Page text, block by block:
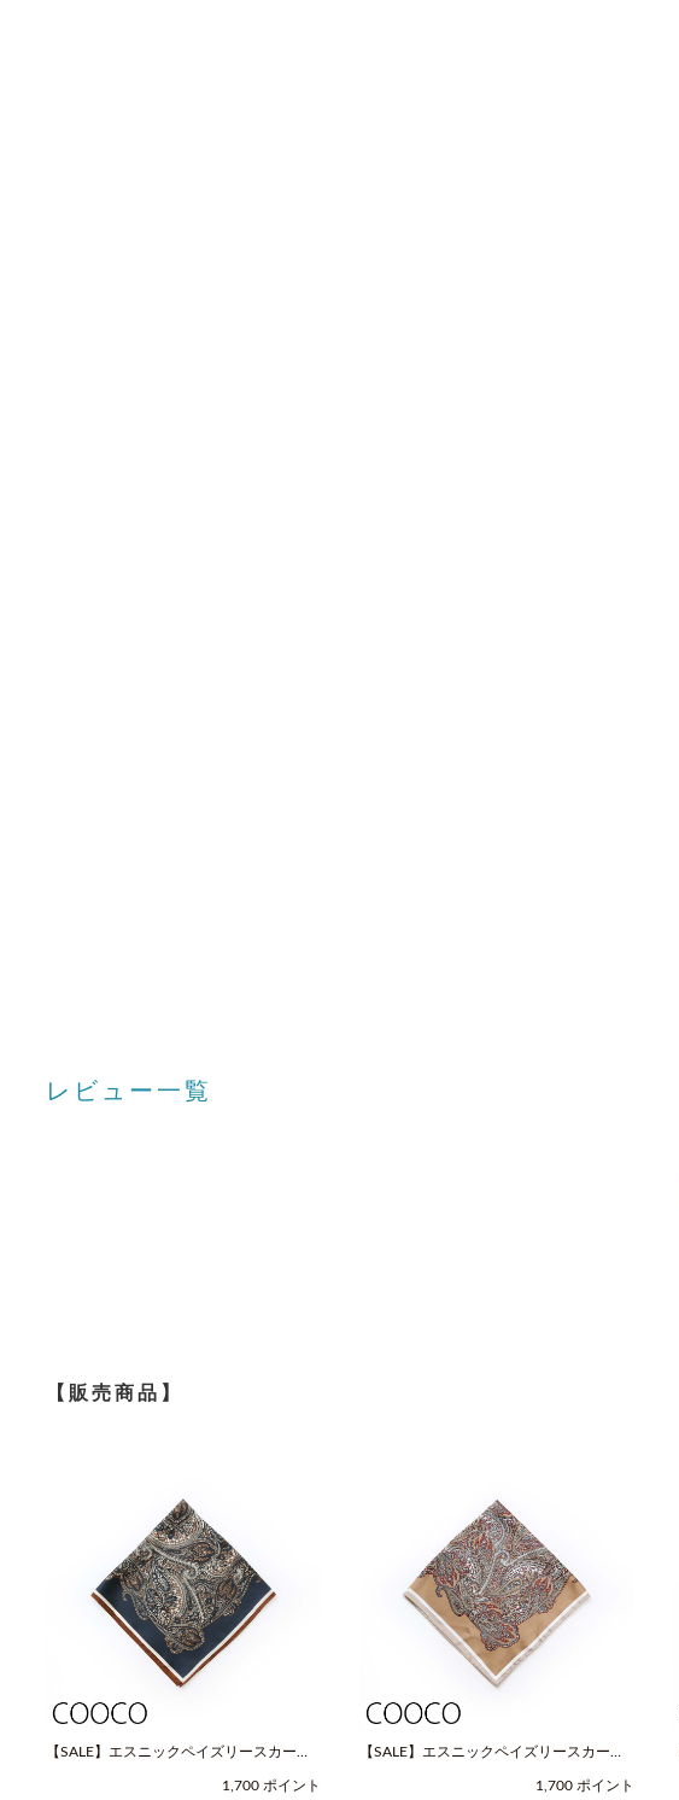
レビュー一覧
【販売商品】
【SALE】エスニックペイズリースカーフ
1,700 ポイント
【SALE】エスニックペイズリースカーフ
1,700 ポイント